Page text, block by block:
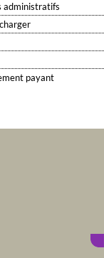
administratifs
payant